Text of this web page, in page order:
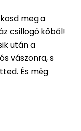
meg a
csillogó kőből!
után a
vászonra, s
És még